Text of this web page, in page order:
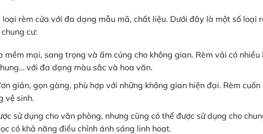
rèm cửa với đa dạng mẫu mã, chất liệu. Dưới đây là một số loại
cư:
mại, sang trọng và ấm cúng cho không gian. Rèm vải có nhiều
với đa dạng màu sắc và hoa văn.
giản, gọn gàng, phù hợp với những không gian hiện đại. Rèm cuốn
vệ sinh.
sử dụng cho văn phòng, nhưng cũng có thể được sử dụng cho
có khả năng điều chỉnh ánh sáng linh hoạt.